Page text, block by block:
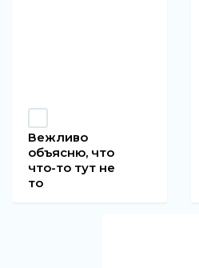
Вежливо
объясню, что
что-то тут не
то